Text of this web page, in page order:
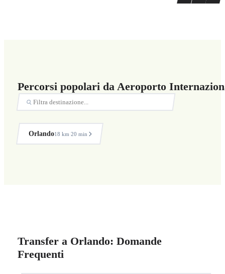
Percorsi popolari da Aeroporto
Orlando18 km·20 min
Transfer a Orlando: Domande
Frequenti